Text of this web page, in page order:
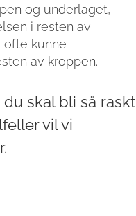
og underlaget,
i resten av
ofte kunne
av kroppen.
skal bli så raskt
vil vi